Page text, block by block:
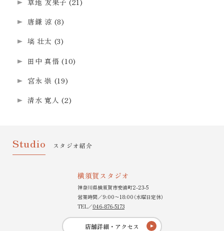
唐鎌 涼 (8)
塙 壮太 (3)
田中 真悟 (10)
宮永 崇 (19)
清水 寛人 (2)
Studio スタジオ紹介
横須賀スタジオ
神奈川県横須賀市安浦町2-23-5
営業時間／9:00〜18:00（水曜日定休）
TEL／046-876-5173
店舗詳細・アクセス